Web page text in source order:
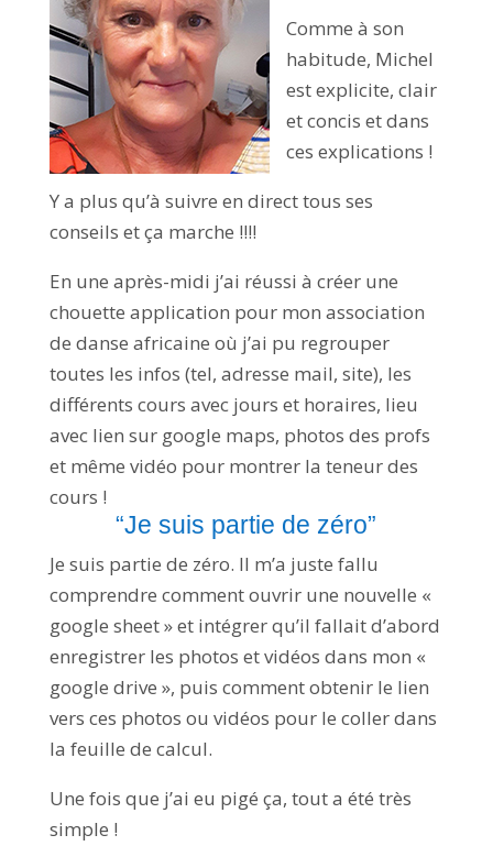
Comme à son
habitude, Michel
est explicite, clair
et concis et dans
ces explications !
Y a plus qu’à suivre en direct tous ses
conseils et ça marche !!!!
En une après-midi j’ai réussi à créer une
chouette application pour mon association
de danse africaine où j’ai pu regrouper
toutes les infos (tel, adresse mail, site), les
différents cours avec jours et horaires, lieu
avec lien sur google maps, photos des profs
et même vidéo pour montrer la teneur des
cours !
“Je suis partie de zéro”
Je suis partie de zéro. Il m’a juste fallu
comprendre comment ouvrir une nouvelle «
google sheet » et intégrer qu’il fallait d’abord
enregistrer les photos et vidéos dans mon «
google drive », puis comment obtenir le lien
vers ces photos ou vidéos pour le coller dans
la feuille de calcul.
Une fois que j’ai eu pigé ça, tout a été très
simple !